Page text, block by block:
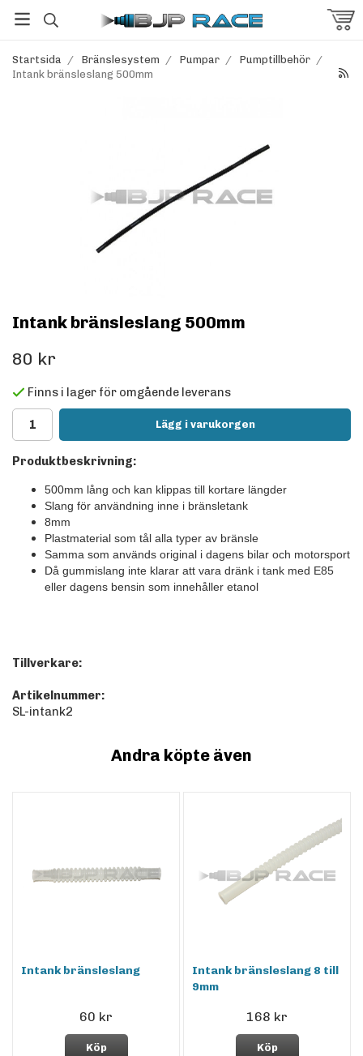
Startsida / Bränslesystem / Pumpar / Pumptillbehör /
Intank bränsleslang 500mm
Intank bränsleslang 500mm
80 kr
Finns i lager för omgående leverans
Lägg i varukorgen
Produktbeskrivning:
500mm lång och kan klippas till kortare längder
Slang för användning inne i bränsletank
8mm
Plastmaterial som tål alla typer av bränsle
Samma som används original i dagens bilar och motorsport
Då gummislang inte klarar att vara dränk i tank med E85
eller dagens bensin som innehåller etanol
Tillverkare:
Artikelnummer:
SL-intank2
Andra köpte även
Intank bränsleslang
60 kr
Köp
Intank bränsleslang 8 till
9mm
168 kr
Köp